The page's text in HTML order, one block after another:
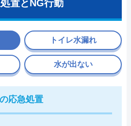
置とNG行動
応急処置
トイレ水漏れ
水が出ない